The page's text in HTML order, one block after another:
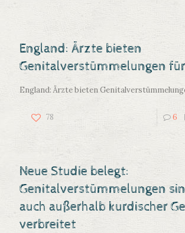
England: Ärzte bieten
Genitalverstümmelungen
England: Ärzte bieten
78 6
Neue Studie belegt:
Genitalverstümmelungen
auch außerhalb kurdischer
verbreitet